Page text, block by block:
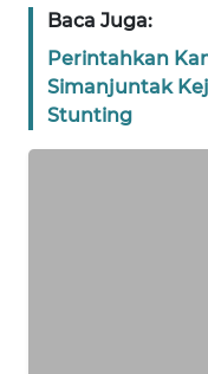
Baca Juga:
Perintahkan
Simanjuntak
Stunting
WN
SUMUT
WN